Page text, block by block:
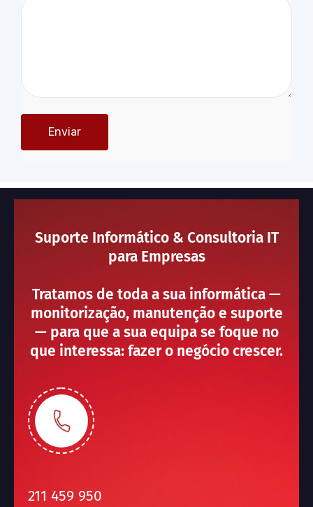
Suporte Informático & Consultoria IT
para Empresas
Tratamos de toda a sua informática —
monitorização, manutenção e suporte
— para que a sua equipa se foque no
que interessa: fazer o negócio crescer.
211 459 950